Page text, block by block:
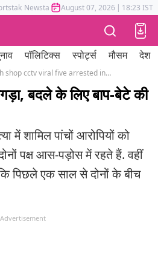
Newstak Mumbai Tak Astrotak
August 07, 2026 | 18:23 IST
पॉलिटिक्स स्पोर्ट्स मौसम देश
azamgarh shop cctv viral five arrested in father son murder case revenge for old dispute
बदले के लिए बाप-बेटे की
में शामिल पांचों आरोपियों को
पक्ष आस-पड़ोस में रहते हैं. वहीं
पिछले एक साल से दोनों के बीच
Advertisement